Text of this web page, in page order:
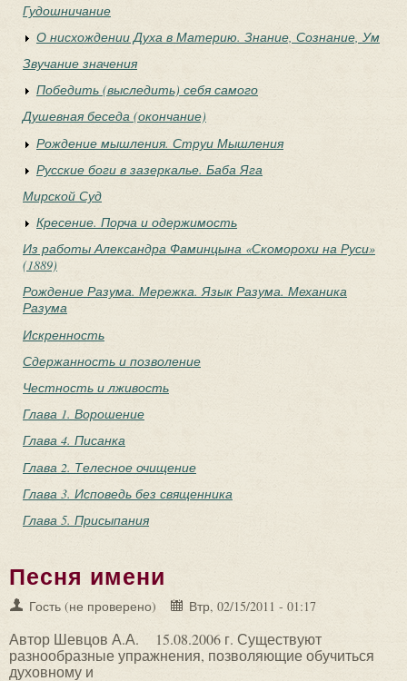
Гудошничание
О нисхождении Духа в Материю. Знание, Сознание, Ум
Звучание значения
Победить (выследить) себя самого
Душевная беседа (окончание)
Рождение мышления. Струи Мышления
Русские боги в зазеркалье. Баба Яга
Мирской Суд
Кресение. Порча и одержимость
Из работы Александра Фаминцына «Скоморохи на Руси»
(1889)
Рождение Разума. Мережка. Язык Разума. Механика
Разума
Искренность
Сдержанность и позволение
Честность и лживость
Глава 1. Ворошение
Глава 4. Писанка
Глава 2. Телесное очищение
Глава 3. Исповедь без священника
Глава 5. Присыпания
Песня имени
Гость (не проверено) Втр, 02/15/2011 - 01:17
Автор Шевцов А.А. 15.08.2006 г. Существуют
разнообразные упражнения, позволяющие обучиться
духовному и